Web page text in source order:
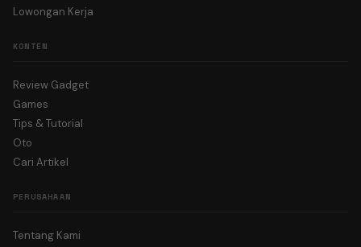
Lowongan Kerja
KONTEN
Review Gadget
Games
Tips & Tutorial
Oto
Cari Artikel
PERUSAHAAN
Tentang Kami